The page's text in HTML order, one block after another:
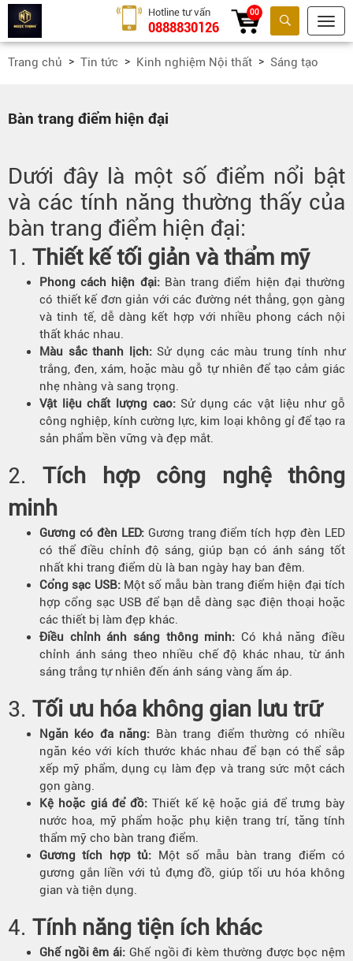
Tìm kiếm
Hotline tư vấn
0888830126
00
Trang chủ Tin tức Kinh nghiệm Nội thất Sáng tạo
Bàn trang điểm hiện đại
Dưới đây là một số điểm nổi bật
và các tính năng thường thấy của
bàn trang điểm hiện đại:
1. Thiết kế tối giản và thẩm mỹ
Phong cách hiện đại:Bàn trang điểm hiện đại thường
có thiết kế đơn giản với các đường nét thẳng, gọn gàng
và tinh tế, dễ dàng kết hợp với nhiều phong cách nội
thất khác nhau.
Màu sắc thanh lịch:Sử dụng các màu trung tính như
trắng, đen, xám, hoặc màu gỗ tự nhiên để tạo cảm giác
nhẹ nhàng và sang trọng.
Vật liệu chất lượng cao:Sử dụng các vật liệu như gỗ
công nghiệp, kính cường lực, kim loại không gỉ để tạo ra
sản phẩm bền vững và đẹp mắt.
2.Tích hợp công nghệ thông
minh
Gương có đèn LED:Gương trang điểm tích hợp đèn LED
có thể điều chỉnh độ sáng, giúp bạn có ánh sáng tốt
nhất khi trang điểm dù là ban ngày hay ban đêm.
Cổng sạc USB:Một số mẫu bàn trang điểm hiện đại tích
hợp cổng sạc USB để bạn dễ dàng sạc điện thoại hoặc
các thiết bị làm đẹp khác.
Điều chỉnh ánh sáng thông minh: Có khả năng điều
chỉnh ánh sáng theo nhiều chế độ khác nhau, từ ánh
sáng trắng tự nhiên đến ánh sáng vàng ấm áp.
3. Tối ưu hóa không gian lưu trữ
Ngăn kéo đa năng: Bàn trang điểm thường có nhiều
ngăn kéo với kích thước khác nhau để bạn có thể sắp
xếp mỹ phẩm, dụng cụ làm đẹp và trang sức một cách
gọn gàng.
Kệ hoặc giá để đồ: Thiết kế kệ hoặc giá để trưng bày
nước hoa, mỹ phẩm hoặc phụ kiện trang trí, tăng tính
thẩm mỹ cho bàn trang điểm.
Gương tích hợp tủ: Một số mẫu bàn trang điểm có
gương gắn liền với tủ đựng đồ, giúp tối ưu hóa không
gian và tiện dụng.
4. Tính năng tiện ích khác
Ghế ngồi êm ái: Ghế ngồi đi kèm thường được bọc nệm